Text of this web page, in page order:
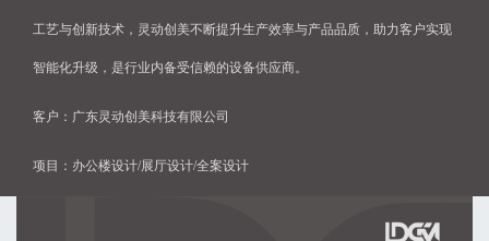
工艺与创新技术，灵动创美不断提升生产效率与产品品质，助力客户实现
智能化升级，是行业内备受信赖的设备供应商。
客户：广东灵动创美科技有限公司
项目：办公楼设计/展厅设计/全案设计